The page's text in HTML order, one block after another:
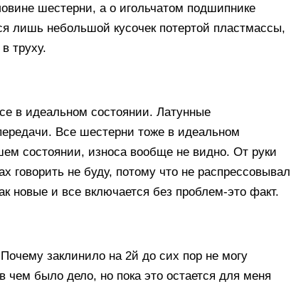
шестерни, а о игольчатом подшипнике
лишь небольшой кусочек потертой пластмассы,
труху.
в идеальном состоянии. Латунные
Все шестерни тоже в идеальном
состоянии, износа вообще не видно. От руки
говорить не буду, потому что не распрессовывал
новые и все включается без проблем-это факт.
заклинило на 2й до сих пор не могу
было дело, но пока это остается для меня